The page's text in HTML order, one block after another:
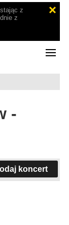
z
z
-
koncert